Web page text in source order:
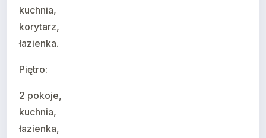
kuchnia,
korytarz,
łazienka.
Piętro:
2 pokoje,
kuchnia,
łazienka,